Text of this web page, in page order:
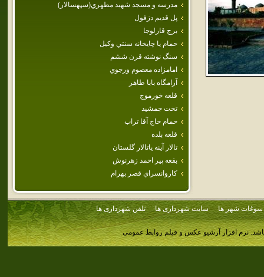
مدرسه و مسجد شهيد مطهري(سپهسالار)
پل قديم دزفول
برج قارلوجا
حمام‌ يا چايخانه‌ سنتي‌ وكيل‌
سنگ نوشته قرن ششم
امامزاده معصوم ورجوي
آرامگاه بابا طاهر
قلعه خورموج
تخت جمشيد
حمام حاج آقا تراب
قلعه‌ بلده‌
تالار آينه ياتالار گلستان
بقعه پير احمد زهرنوش
كاروانسراي قصر بهرام
سوغات شهر ها سایت شهرداری ها تلفن شهرداری ها
نرم افزار آرشیو عکس و فیلم روابط عمومی